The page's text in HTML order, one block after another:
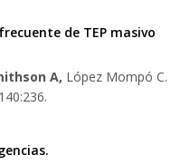
de TEP masivo
A, López Mompó C.